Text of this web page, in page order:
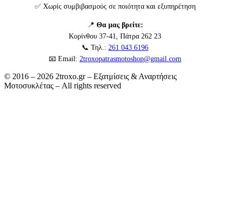
✅ Χωρίς συμβιβασμούς σε ποιότητα και εξυπηρέτηση
📍 Θα μας βρείτε:
Κορίνθου 37-41, Πάτρα 262 23
📞 Τηλ.: 261 043 6196
📧 Email: 2troxopatrasmotoshop@gmail.com
© 2016 – 2026 2troxo.gr – Εξατμίσεις & Αναρτήσεις
Μοτοσυκλέτας – All rights reserved